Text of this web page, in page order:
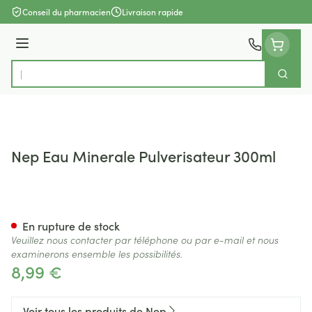
Aller au contenu
Conseil du pharmacien Livraison rapide
Menu
Rechercher
Nep Eau Minerale Pulverisateur 300ml
8,99 €
En rupture de stock
Veuillez nous contacter par téléphone ou par e-mail et nous
examinerons ensemble les possibilités.